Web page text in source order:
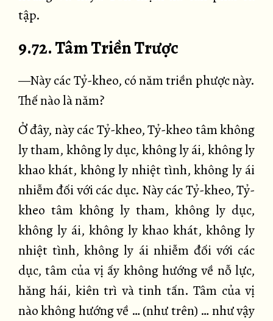
tập.
9.72. Tâm Triền Trược
—Này các Tỷ-kheo, có năm triền phược này.
Thế nào là năm?
Ở đây, này các Tỷ-kheo, Tỷ-kheo tâm không
ly tham, không ly dục, không ly ái, không ly
khao khát, không ly nhiệt tình, không ly ái
nhiễm đối với các dục. Này các Tỷ-kheo, Tỷ-
kheo tâm không ly tham, không ly dục,
không ly ái, không ly khao khát, không ly
nhiệt tình, không ly ái nhiễm đối với các
dục, tâm của vị ấy không hướng về nỗ lực,
hăng hái, kiên trì và tinh tấn. Tâm của vị
nào không hướng về … (như trên) … như vậy